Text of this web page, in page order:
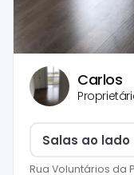
Carlos
Salas ao
Rua Voluntários da